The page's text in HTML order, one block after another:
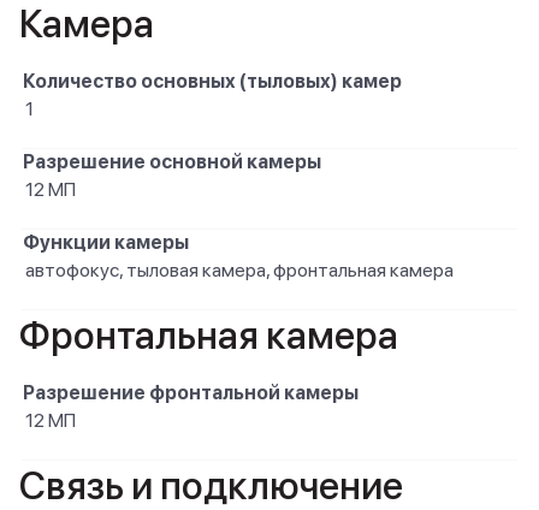
Камера
Количество основных (тыловых) камер
1
Разрешение основной камеры
12 МП
Функции камеры
автофокус, тыловая камера, фронтальная камера
Фронтальная камера
Разрешение фронтальной камеры
12 МП
Связь и подключение